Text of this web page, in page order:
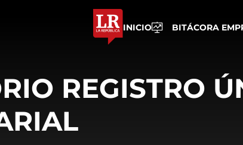
INICIO BITÁCORA
REGISTRO